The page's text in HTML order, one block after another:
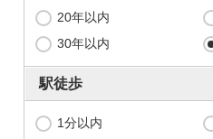
20年以内
30年以内
駅徒歩
1分以内